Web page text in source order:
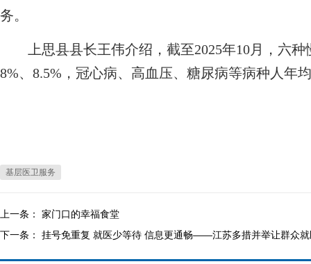
务。
上思县县长王伟介绍，截至2025年10月，六种
8%、8.5%，冠心病、高血压、糖尿病等病种人年
基层医卫服务
上一条： 家门口的幸福食堂
下一条： 挂号免重复 就医少等待 信息更通畅——江苏多措并举让群众就